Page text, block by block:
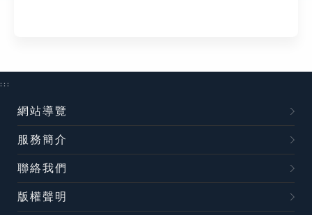
:::
網站導覽
服務簡介
聯絡我們
版權聲明